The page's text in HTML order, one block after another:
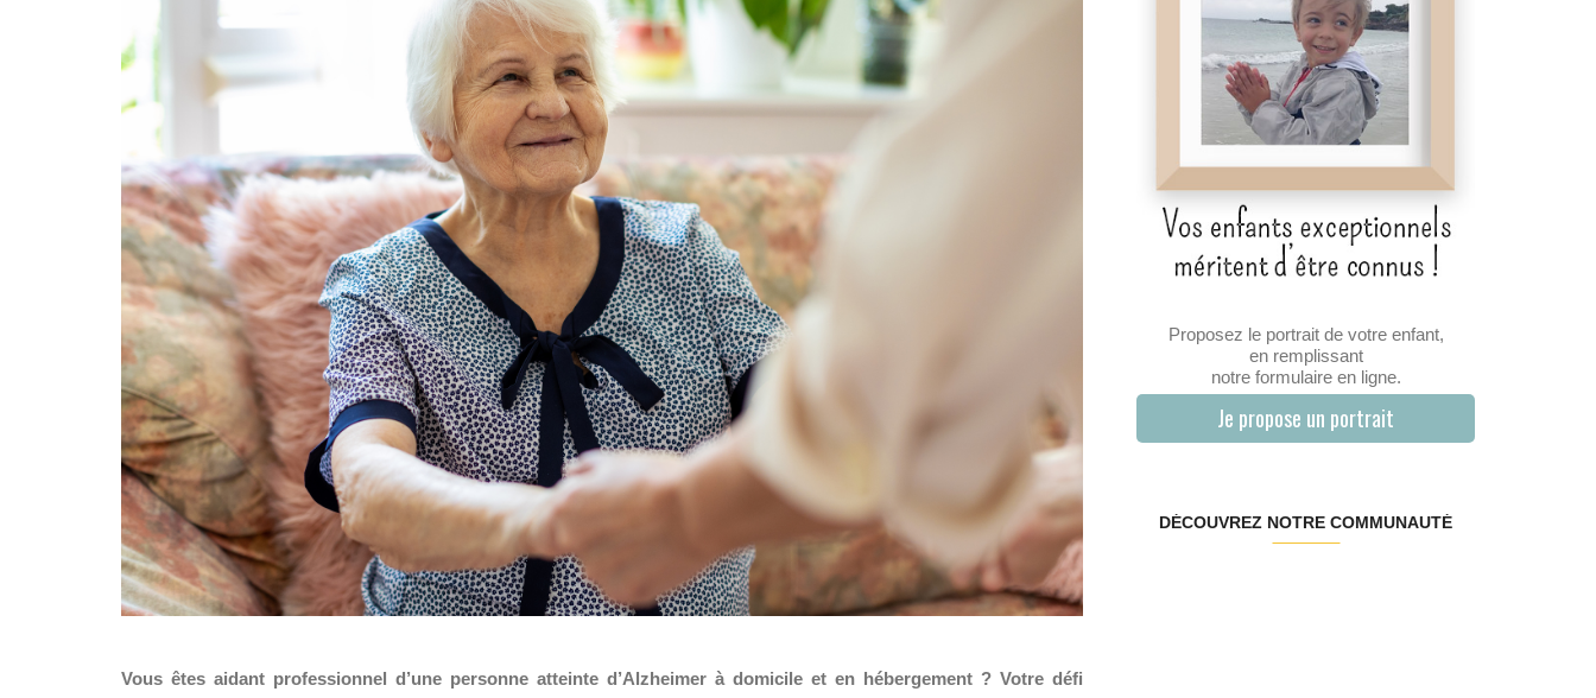
Vous êtes aidant professionnel d’une personne atteinte d’Alzheimer à domicile et en hébergement ? Votre défi
Proposez le portrait de votre enfant,
en remplissant
notre formulaire en ligne.
Je propose un portrait
DÉCOUVREZ NOTRE COMMUNAUTÉ